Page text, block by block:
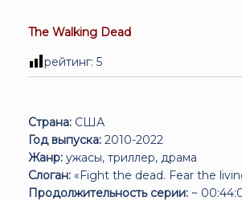
The Walking Dead
рейтинг: 5
Страна: США
Год выпуска: 2010-2022
Жанр: ужасы, триллер, драма
Слоган: «Fight the dead. Fear the
Продолжительность серии: ~